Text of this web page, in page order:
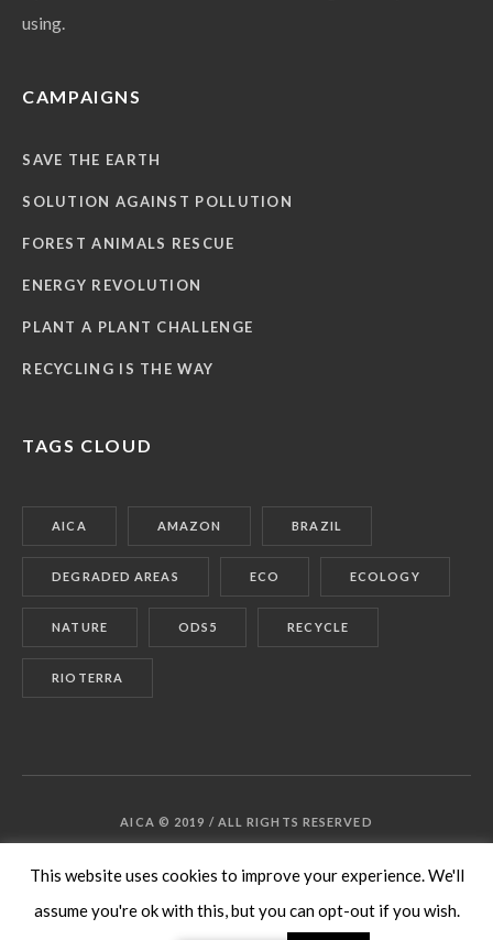
using.
CAMPAIGNS
SAVE THE EARTH
SOLUTION AGAINST POLLUTION
FOREST ANIMALS RESCUE
ENERGY REVOLUTION
PLANT A PLANT CHALLENGE
RECYCLING IS THE WAY
TAGS CLOUD
AICA AMAZON BRAZIL
DEGRADED AREAS ECO ECOLOGY
NATURE ODS5 RECYCLE
RIOTERRA
AICA © 2019 / ALL RIGHTS RESERVED
This website uses cookies to improve your experience. We'll
assume you're ok with this, but you can opt-out if you wish.